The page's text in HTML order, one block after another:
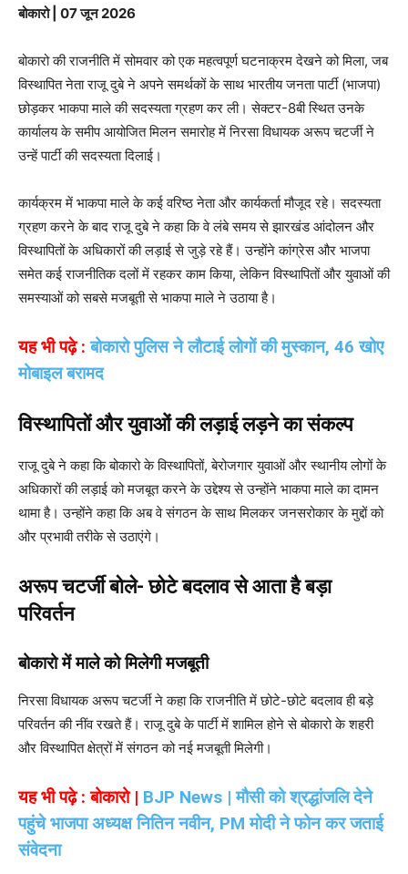
बोकारो | 07 जून 2026
बोकारो की राजनीति में सोमवार को एक महत्वपूर्ण घटनाक्रम देखने को मिला, जब
विस्थापित नेता राजू दुबे ने अपने समर्थकों के साथ भारतीय जनता पार्टी (भाजपा)
छोड़कर भाकपा माले की सदस्यता ग्रहण कर ली। सेक्टर-8बी स्थित उनके
कार्यालय के समीप आयोजित मिलन समारोह में निरसा विधायक अरूप चटर्जी ने
उन्हें पार्टी की सदस्यता दिलाई।
कार्यक्रम में भाकपा माले के कई वरिष्ठ नेता और कार्यकर्ता मौजूद रहे। सदस्यता
ग्रहण करने के बाद राजू दुबे ने कहा कि वे लंबे समय से झारखंड आंदोलन और
विस्थापितों के अधिकारों की लड़ाई से जुड़े रहे हैं। उन्होंने कांग्रेस और भाजपा
समेत कई राजनीतिक दलों में रहकर काम किया, लेकिन विस्थापितों और युवाओं की
समस्याओं को सबसे मजबूती से भाकपा माले ने उठाया है।
यह भी पढ़े :बोकारो पुलिस ने लौटाई लोगों की मुस्कान, 46 खोए
मोबाइल बरामद
विस्थापितों और युवाओं की लड़ाई लड़ने का संकल्प
राजू दुबे ने कहा कि बोकारो के विस्थापितों, बेरोजगार युवाओं और स्थानीय लोगों के
अधिकारों की लड़ाई को मजबूत करने के उद्देश्य से उन्होंने भाकपा माले का दामन
थामा है। उन्होंने कहा कि अब वे संगठन के साथ मिलकर जनसरोकार के मुद्दों को
और प्रभावी तरीके से उठाएंगे।
अरूप चटर्जी बोले- छोटे बदलाव से आता है बड़ा
परिवर्तन
बोकारो में माले को मिलेगी मजबूती
निरसा विधायक अरूप चटर्जी ने कहा कि राजनीति में छोटे-छोटे बदलाव ही बड़े
परिवर्तन की नींव रखते हैं। राजू दुबे के पार्टी में शामिल होने से बोकारो के शहरी
और विस्थापित क्षेत्रों में संगठन को नई मजबूती मिलेगी।
यह भी पढ़े : बोकारो | BJP News | मौसी को श्रद्धांजलि देने
पहुंचे भाजपा अध्यक्ष नितिन नवीन, PM मोदी ने फोन कर जताई
संवेदना